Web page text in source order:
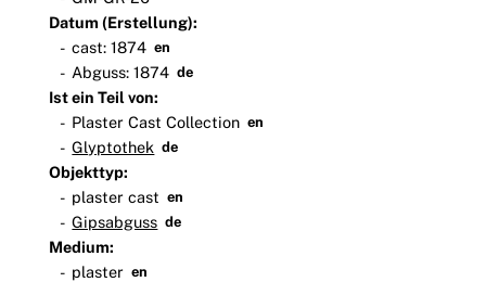
Datum (Erstellung):
cast: 1874 en
Abguss: 1874 de
Ist ein Teil von:
Plaster Cast Collection en
Glyptothek de
Objekttyp:
plaster cast en
Gipsabguss de
Medium:
plaster en